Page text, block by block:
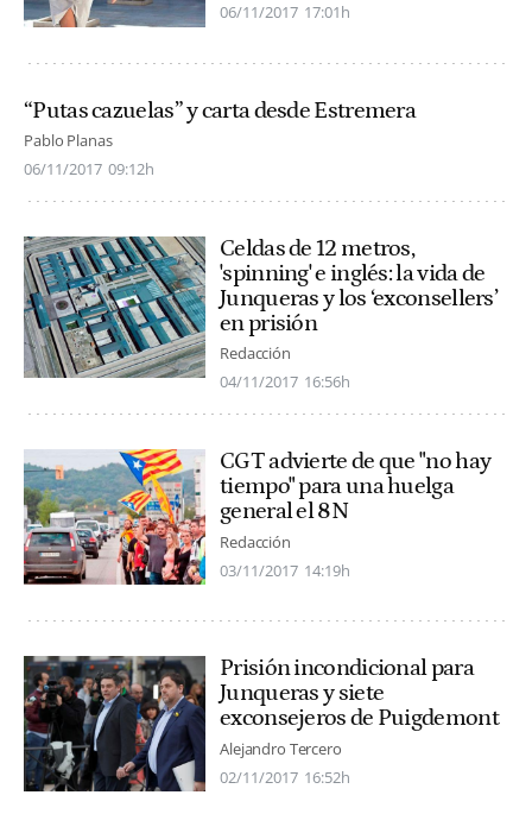
06/11/2017 17:01h
“Putas cazuelas” y carta desde Estremera
Pablo Planas
06/11/2017 09:12h
Celdas de 12 metros,
'spinning' e inglés: la vida de
Junqueras y los ‘exconsellers’
en prisión
Redacción
04/11/2017 16:56h
CGT advierte de que "no hay
tiempo" para una huelga
general el 8N
Redacción
03/11/2017 14:19h
Prisión incondicional para
Junqueras y siete
exconsejeros de Puigdemont
Alejandro Tercero
02/11/2017 16:52h